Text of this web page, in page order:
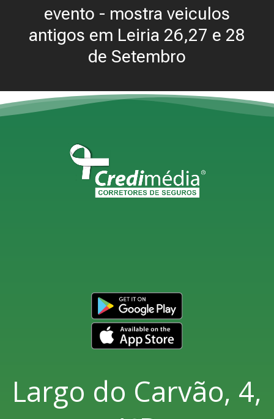
evento - mostra veiculos
antigos em Leiria 26,27 e 28
de Setembro
Largo do Carvão, 4,